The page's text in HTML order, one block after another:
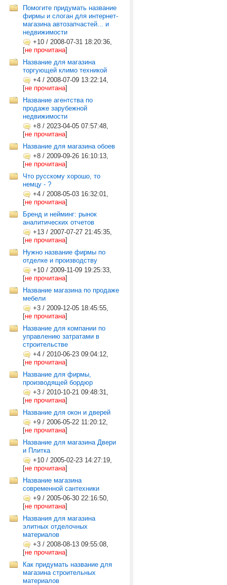
Помогите придумать название
фирмы и слоган для интернет-
магазина автозапчастей... и
недвижимости
+10 / 2008-07-31 18:20:36,
[не прочитана]
Название для магазина
торгующей климо техникой
+4 / 2008-07-09 13:22:14,
[не прочитана]
Название агентства по
продаже зарубежной
недвижимости
+8 / 2023-04-05 07:57:48,
[не прочитана]
Название для магазина обоев
+8 / 2009-09-26 16:10:13,
[не прочитана]
Что русскому хорошо, то
немцу - ?
+4 / 2008-05-03 16:32:01,
[не прочитана]
Бренд и нейминг: рынок
аналитических отчетов
+13 / 2007-07-27 21:45:35,
[не прочитана]
Нужно название фирмы по
отделке и производству
+10 / 2009-11-09 19:25:33,
[не прочитана]
Название магазина по продаже
мебели
+3 / 2009-12-05 18:45:55,
[не прочитана]
Название для компании по
управлению затратами в
строительстве
+4 / 2010-06-23 09:04:12,
[не прочитана]
Название для фирмы,
производящей бордюр
+3 / 2010-10-21 09:48:31,
[не прочитана]
Название для окон и дверей
+9 / 2006-05-22 11:20:12,
[не прочитана]
Название для магазина Двери
и Плитка
+10 / 2005-02-23 14:27:19,
[не прочитана]
Название магазина
современной сантехники
+9 / 2005-06-30 22:16:50,
[не прочитана]
Названия для магазина
элитных отделочных
материалов
+3 / 2008-08-13 09:55:08,
[не прочитана]
Как придумать название для
магазина строительных
материалов